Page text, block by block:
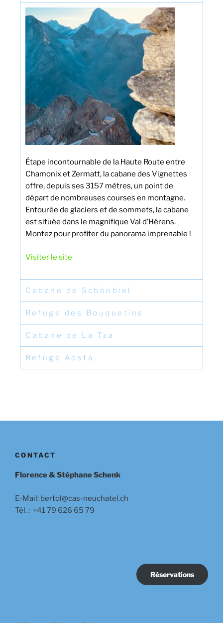
Étape incontournable de la Haute Route entre
Chamonix et Zermatt, la cabane des Vignettes
offre, depuis ses 3157 mètres, un point de
départ de nombreuses courses en montagne.
Entourée de glaciers et de sommets, la cabane
est située dans le magnifique Val d’Hérens.
Montez pour profiter du panorama imprenable !
Visiter le site
Cabane de Schönbiel
Refuge des Bouquetins
Cabane de La Tza
Refuge Aosta
CONTACT
Florence & Stéphane Schenk
E-Mail: bertol@cas-neuchatel.ch
Tél. : +41 79 626 65 79
Réservations